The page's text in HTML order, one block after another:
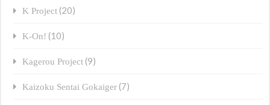
K Project (20)
K-On! (10)
Kagerou Project (9)
Kaizoku Sentai Gokaiger (7)